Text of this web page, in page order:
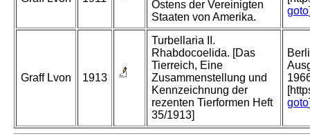
Ostens der Vereinigten
Staaten von Amerika.
goto
Graff Lvon 1913
Turbellaria II.
Rhabdocoelida. [Das
Tierreich, Eine
Zusammenstellung und
Kennzeichnung der
rezenten Tierformen Heft
35/1913]
goto